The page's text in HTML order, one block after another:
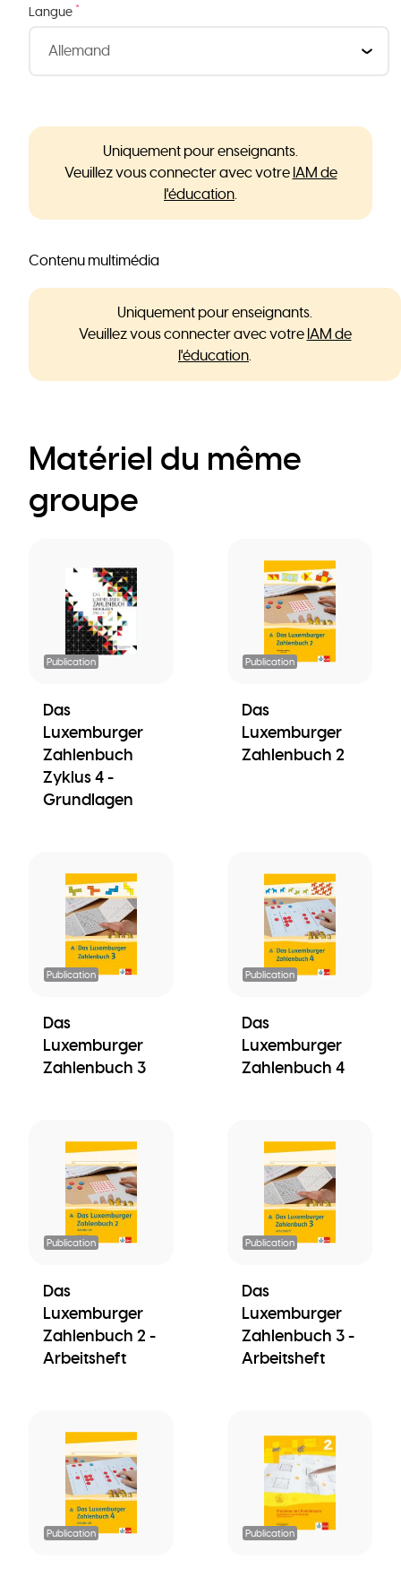
Langue *
Uniquement pour enseignants.
Veuillez vous connecter avec votre IAM de
l'éducation.
Contenu multimédia
Uniquement pour enseignants.
Veuillez vous connecter avec votre IAM de
l'éducation.
Matériel du même
groupe
Publication
Das
Luxemburger
Zahlenbuch
Zyklus 4 -
Grundlagen
Publication
Das
Luxemburger
Zahlenbuch 2
Publication
Das
Luxemburger
Zahlenbuch 3
Publication
Das
Luxemburger
Zahlenbuch 4
Publication
Das
Luxemburger
Zahlenbuch 2 -
Arbeitsheft
Publication
Das
Luxemburger
Zahlenbuch 3 -
Arbeitsheft
Publication Publication